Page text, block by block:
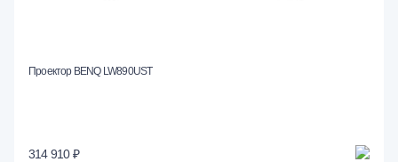
Проектор BENQ LW890UST
314 910 ₽